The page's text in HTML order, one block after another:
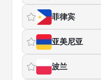
菲律宾
亚美尼亚
波兰